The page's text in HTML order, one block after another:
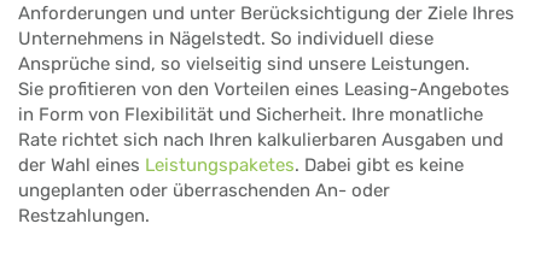
Anforderungen und unter Berücksichtigung der Ziele Ihres
Unternehmens in Nägelstedt. So individuell diese
Ansprüche sind, so vielseitig sind unsere Leistungen.
Sie profitieren von den Vorteilen eines Leasing-Angebotes
in Form von Flexibilität und Sicherheit. Ihre monatliche
Rate richtet sich nach Ihren kalkulierbaren Ausgaben und
der Wahl eines Leistungspaketes. Dabei gibt es keine
ungeplanten oder überraschenden An- oder
Restzahlungen.